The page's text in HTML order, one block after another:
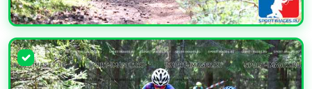
УВЕЛИЧИТЬ